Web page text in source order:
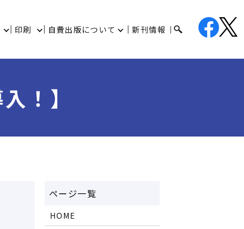
印刷 自費出版について 新刊情報
！】
HOME